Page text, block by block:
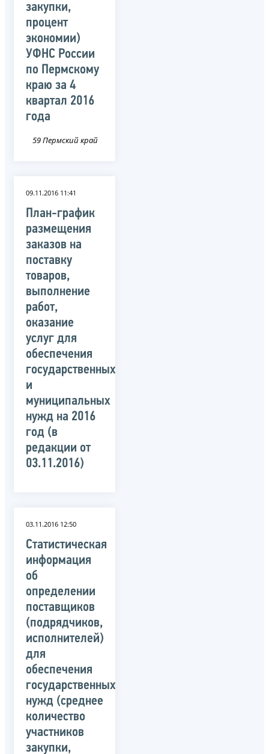
закупки,
процент
экономии)
УФНС России
по Пермскому
краю за 4
квартал 2016
года
59 Пермский край
09.11.2016 11:41
План-график
размещения
заказов на
поставку
товаров,
выполнение
работ,
оказание
услуг для
обеспечения
государственных
и
муниципальных
нужд на 2016
год (в
редакции от
03.11.2016)
03.11.2016 12:50
Статистическая
информация
об
определении
поставщиков
(подрядчиков,
исполнителей)
для
обеспечения
государственных
нужд (среднее
количество
участников
закупки,